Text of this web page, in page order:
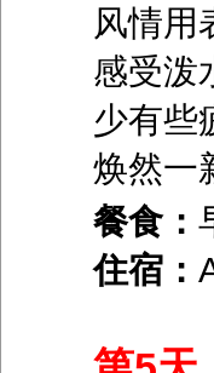
风情用
感受泼
少有些
焕然一
餐食：
住宿：